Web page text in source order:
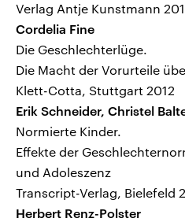
Verlag Antje Kunstmann
Cordelia Fine
Die Geschlechterlüge.
Die Macht der Vorurteile
Klett-Cotta, Stuttgart 2012
Erik Schneider, Christel
Normierte Kinder.
Effekte der
und Adoleszenz
Transcript-Verlag, Bielefeld
Herbert Renz-Polster